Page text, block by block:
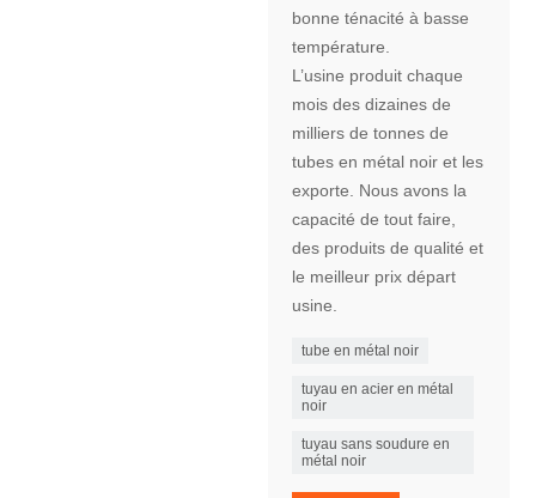
bonne ténacité à basse
température.
L’usine produit chaque
mois des dizaines de
milliers de tonnes de
tubes en métal noir et les
exporte. Nous avons la
capacité de tout faire,
des produits de qualité et
le meilleur prix départ
usine.
tube en métal noir
tuyau en acier en métal
noir
tuyau sans soudure en
métal noir